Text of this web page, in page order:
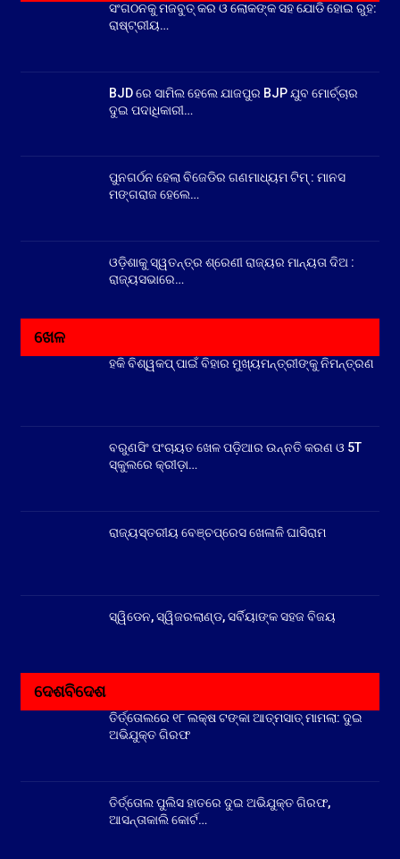
ସଂଗଠନକୁ ମଜବୁତ୍ କର ଓ ଲୋକଙ୍କ ସହ ଯୋଡି ହୋଇ ରୁହ:
ରାଷ୍ଟ୍ରୀୟ…
BJD ରେ ସାମିଲ ହେଲେ ଯାଜପୁର BJP ଯୁବ ମୋର୍ଚ୍ଚାର
ଦୁଇ ପଦାଧିକାରୀ…
ପୁନଗର୍ଠନ ହେଲା ବିଜେଡିର ଗଣମାଧ୍ୟମ ଟିମ୍ : ମାନସ
ମଙ୍ଗରାଜ ହେଲେ…
ଓଡ଼ିଶାକୁ ସ୍ୱତନ୍ତ୍ର ଶ୍ରେଣୀ ରାଜ୍ୟର ମାନ୍ୟତା ଦିଅ :
ରାଜ୍ୟସଭାରେ…
ଖେଳ
ହକି ବିଶ୍ୱକପ୍ ପାଇଁ ବିହାର ମୁଖ୍ୟମନ୍ତ୍ରୀଙ୍କୁ ନିମନ୍ତ୍ରଣ
ବରୁଣସିଂ ପଂଚାୟତ ଖେଳ ପଡ଼ିଆର ଉନ୍ନତି କରଣ ଓ 5T
ସ୍କୁଲରେ କ୍ରୀଡ଼ା…
ରାଜ୍ୟସ୍ତରୀୟ ବେଞ୍ଚପ୍ରେସ ଖେଳାଳି ଘାସିରାମ
ସ୍ୱିଡେନ, ସ୍ୱିଜରଲାଣ୍ଡ, ସର୍ବିୟାଙ୍କ ସହଜ ବିଜୟ
ଦେଶବିଦେଶ
ତିର୍ତ୍ତୋଲରେ ୧୮ ଲକ୍ଷ ଟଙ୍କା ଆତ୍ମସାତ୍ ମାମଲା: ଦୁଇ
ଅଭିଯୁକ୍ତ ଗିରଫ
ତିର୍ତ୍ତୋଲ ପୁଲିସ ହାତରେ ଦୁଇ ଅଭିଯୁକ୍ତ ଗିରଫ,
ଆସନ୍ତାକାଲି କୋର୍ଟ…